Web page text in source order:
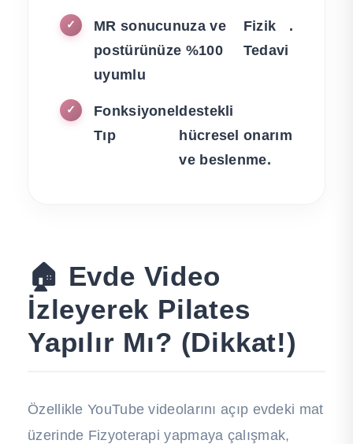
✓
MR sonucunuza ve
postürünüze %100
uyumlu
Fizik
Tedavi
.
✓
Fonksiyonel
Tıp
destekli
hücresel onarım
ve beslenme.
🏠 Evde Video
İzleyerek Pilates
Yapılır Mı? (Dikkat!)
Özellikle YouTube videolarını açıp evdeki mat
üzerinde Fizyoterapi yapmaya çalışmak,